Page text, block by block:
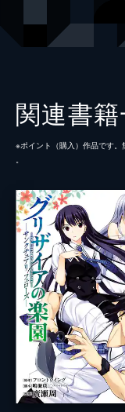
関連書
※ポイント（購⼊）作品です